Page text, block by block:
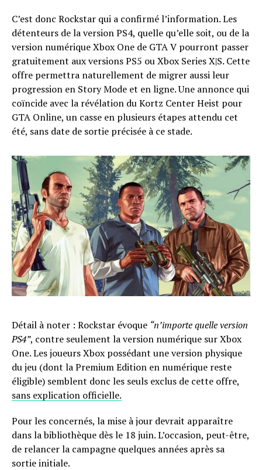
C’est donc Rockstar qui a confirmé l’information. Les
détenteurs de la version PS4, quelle qu’elle soit, ou de la
version numérique Xbox One de GTA V pourront passer
gratuitement aux versions PS5 ou Xbox Series X|S. Cette
offre permettra naturellement de migrer aussi leur
progression en Story Mode et en ligne. Une annonce qui
coïncide avec la révélation du Kortz Center Heist pour
GTA Online, un casse en plusieurs étapes attendu cet
été, sans date de sortie précisée à ce stade.
Détail à noter : Rockstar évoque “n’importe quelle version
PS4”, contre seulement la version numérique sur Xbox
One. Les joueurs Xbox possédant une version physique
du jeu (dont la Premium Edition en numérique reste
éligible) semblent donc les seuls exclus de cette offre,
sans explication officielle.
Pour les concernés, la mise à jour devrait apparaître
dans la bibliothèque dès le 18 juin. L’occasion, peut-être,
de relancer la campagne quelques années après sa
sortie initiale.